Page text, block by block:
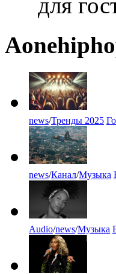
Aone
news/Тренды 2025
news/Канал/Музыка
Audio/news/Музыка